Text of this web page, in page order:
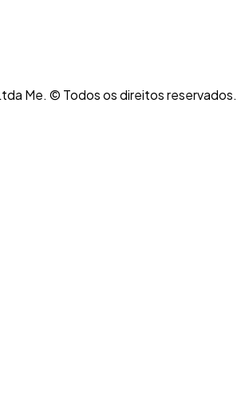
Me. © Todos os direitos reservados.